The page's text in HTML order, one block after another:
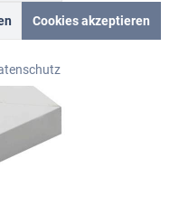
Inaktiv
Cookies akzeptieren